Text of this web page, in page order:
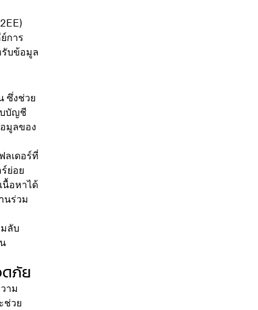
การ
รับข้อมูล
ซึ่งช่วย
บัญชี
มูลของ
ลเดอร์ที่
ย่อย
นื้อหาได้
นร่วม
ลับ
ดภัย
าม
ช่วย